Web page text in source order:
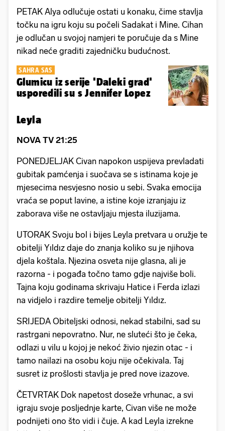
PETAK Alya odlučuje ostati u konaku, čime stavlja
točku na igru koju su počeli Sadakat i Mine. Cihan
je odlučan u svojoj namjeri te poručuje da s Mine
nikad neće graditi zajedničku budućnost.
SAHRA SAS
Glumicu iz serije 'Daleki grad'
usporedili su s Jennifer Lopez
Leyla
NOVA TV 21:25
PONEDJELJAK Civan napokon uspijeva prevladati
gubitak pamćenja i suočava se s istinama koje je
mjesecima nesvjesno nosio u sebi. Svaka emocija
vraća se poput lavine, a istine koje izranjaju iz
zaborava više ne ostavljaju mjesta iluzijama.
UTORAK Svoju bol i bijes Leyla pretvara u oružje te
obitelji Yıldız daje do znanja koliko su je njihova
djela koštala. Njezina osveta nije glasna, ali je
razorna - i pogađa točno tamo gdje najviše boli.
Tajna koju godinama skrivaju Hatice i Ferda izlazi
na vidjelo i razdire temelje obitelji Yıldız.
SRIJEDA Obiteljski odnosi, nekad stabilni, sad su
rastrgani nepovratno. Nur, ne sluteći što je čeka,
odlazi u vilu u kojoj je nekoć živio njezin otac - i
tamo nailazi na osobu koju nije očekivala. Taj
susret iz prošlosti stavlja je pred nove izazove.
ČETVRTAK Dok napetost doseže vrhunac, a svi
igraju svoje posljednje karte, Civan više ne može
podnijeti ono što vidi i čuje. A kad Leyla izrekne